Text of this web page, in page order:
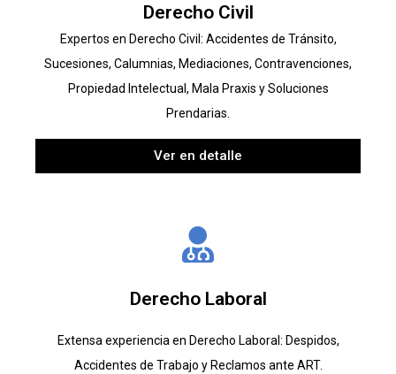
Derecho Civil
Expertos en Derecho Civil: Accidentes de Tránsito,
Sucesiones, Calumnias, Mediaciones, Contravenciones,
Propiedad Intelectual, Mala Praxis y Soluciones
Prendarias.
Ver en detalle
Derecho Laboral
Extensa experiencia en Derecho Laboral: Despidos,
Accidentes de Trabajo y Reclamos ante ART.